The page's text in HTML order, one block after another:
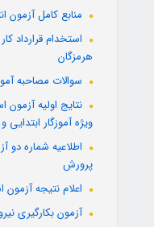
منابع کامل آزمون
استخدام قرارداد
هرمزگان
سوالات مصاحبه
ویژه آموزگار ابتدایی
اطلاعیه شماره
پرورش
اعلام نتیجه آزمون
آزمون بکارگیری